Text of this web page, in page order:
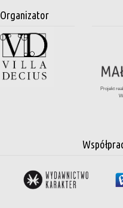
Organizator
Projekt